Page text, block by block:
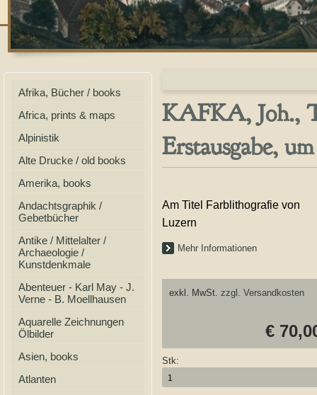
Afrika, Bücher / books
Africa, prints & maps
Alpinistik
Alte Drucke / old books
Amerika, books
Andachtsgraphik /
Gebetbücher
Antike / Mittelalter /
Archaeologie /
Kunstdenkmale
Abenteuer - Karl May - J.
Verne - B. Moellhausen
Aquarelle Zeichnungen
Ölbilder
Asien, books
Atlanten
KAFKA, Joh.,
Erstausgabe,
Am Titel Farblithografie von
Luzern
Mehr Informationen
exkl. MwSt. zzgl. Versandkosten
€
Stk: